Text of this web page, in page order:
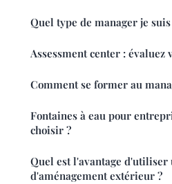
Quel type de manager je suis
Assessment center : évaluez
Comment se former au
Fontaines à eau pour
choisir ?
Quel est l'avantage d'utiliser
d'aménagement extérieur ?